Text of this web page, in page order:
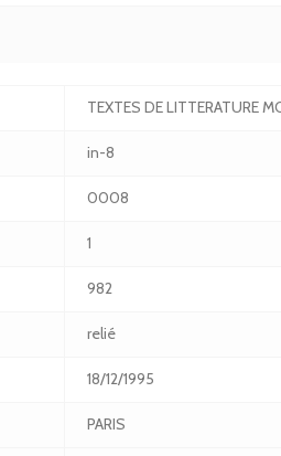
TEXTES DE LITTERATURE
in-8
0008
1
982
relié
18/12/1995
PARIS